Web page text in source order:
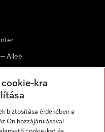
Allee
kra
biztosítása érdekében a
Ön hozzájárulásával